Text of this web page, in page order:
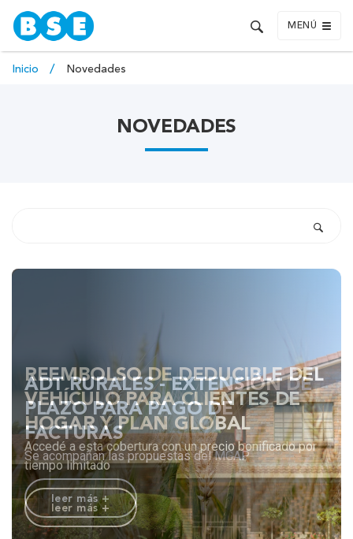
MENÚ
Inicio Novedades
NOVEDADES
REEMBOLSO DE DEDUCIBLE DEL
VEHÍCULO PARA CLIENTES DE
HOGAR Y PLAN GLOBAL
Accedé a esta cobertura con un precio bonificado por
tiempo limitado
leer más +